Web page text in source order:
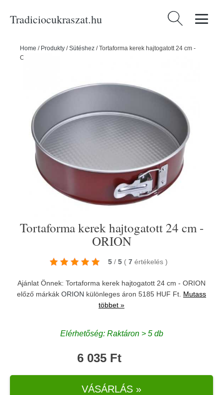
Tradiciocukraszat.hu Keresés:
Home / Produkty /Sütéshez /Tortaforma kerek hajtogatott 24 cm -
ORION
Tortaforma kerek hajtogatott 24 cm -
ORION
5 / 5 ( 7 értékelés )
Ajánlat Önnek: Tortaforma kerek hajtogatott 24 cm - ORION
előző márkák ORION különleges áron 5185 HUF Ft. Mutass
többet »
Elérhetőség: Raktáron > 5 db
6 035 Ft
VÁSÁRLÁS »